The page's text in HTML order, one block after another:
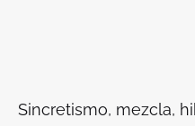
Sincretismo, mezcla,